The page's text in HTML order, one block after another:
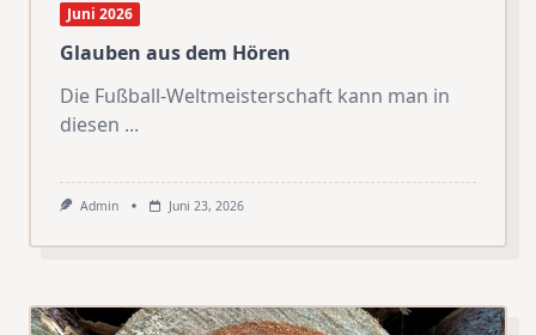
Juni 2026
Glauben aus dem Hören
Die Fußball-Weltmeisterschaft kann man in
diesen ...
Admin Juni 23, 2026